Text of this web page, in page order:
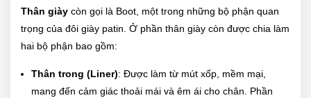
Thân giày còn gọi là Boot, một trong những bộ phận quan
trọng của đôi giày patin. Ở phần thân giày còn được chia làm
hai bộ phận bao gồm:
Thân trong (Liner): Được làm từ mút xốp, mềm mại,
mang đến cảm giác thoải mái và êm ái cho chân. Phần